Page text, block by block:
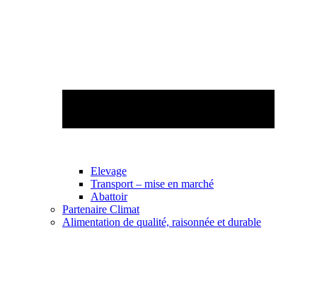
Elevage
Transport – mise en marché
Abattoir
Partenaire Climat
Alimentation de qualité, raisonnée et durable